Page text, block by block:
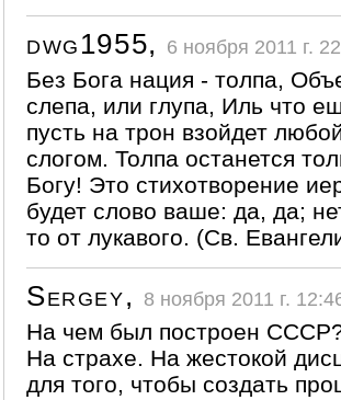
dwg1955, 6 ноября 2011 г.
Без Бога нация - толпа,
слепа, или глупа, Иль что
пусть на трон взойдет
слогом. Толпа останется
Богу! Это стихотворение
будет слово ваше: да, да;
то от лукавого. (Св.
Sergey, 8 ноября 2011 г.
На чем был построен
На страхе. На жестокой
для того, чтобы создать